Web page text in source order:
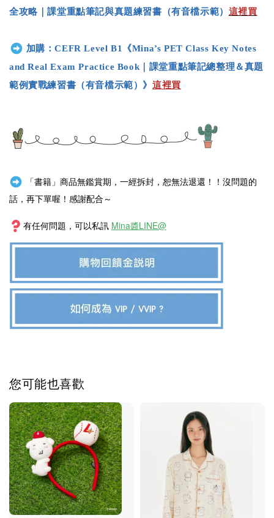
全攻略｜課堂重點筆記與真題練習書（有音檔示範） 這裡買
加購：CEFR Level B1 《Mina’s PET Class Key Notes
and Real Exam Practice Book｜課堂重點筆記總整理＆真題
範例實戰練習書（有音檔示範） 》這裡買
「書籍」商品無鑑賞期，一經拆封，恕無法退還！！沒問題的
話，再下單喔！感謝配合～
有任何問題，可以私訊 Mina醬LINE@
您可能也喜歡